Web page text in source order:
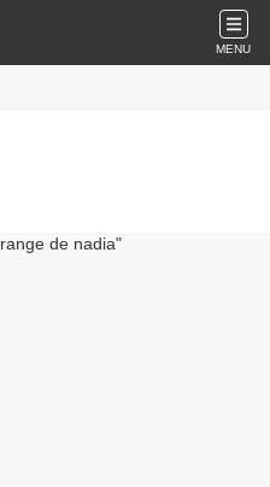
MENU